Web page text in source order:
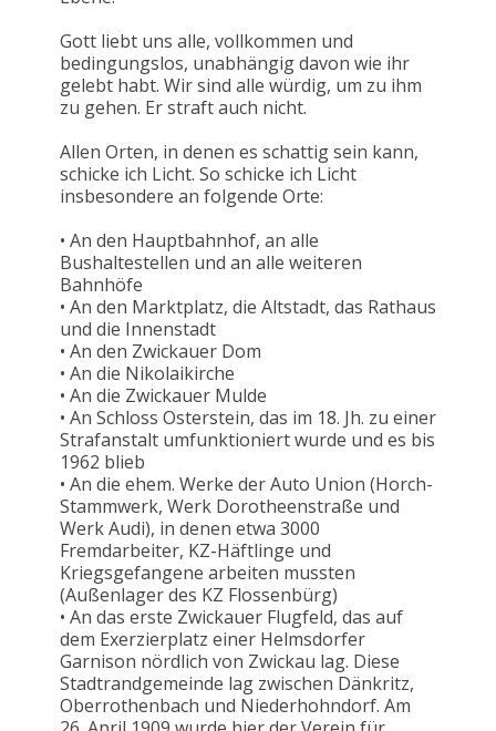
Gott liebt uns alle, vollkommen und
bedingungslos, unabhängig davon wie ihr
gelebt habt. Wir sind alle würdig, um zu ihm
zu gehen. Er straft auch nicht.
Allen Orten, in denen es schattig sein kann,
schicke ich Licht. So schicke ich Licht
insbesondere an folgende Orte:
• An den Hauptbahnhof, an alle
Bushaltestellen und an alle weiteren
Bahnhöfe
• An den Marktplatz, die Altstadt, das Rathaus
und die Innenstadt
• An den Zwickauer Dom
• An die Nikolaikirche
• An die Zwickauer Mulde
• An Schloss Osterstein, das im 18. Jh. zu einer
Strafanstalt umfunktioniert wurde und es bis
1962 blieb
• An die ehem. Werke der Auto Union (Horch-
Stammwerk, Werk Dorotheenstraße und
Werk Audi), in denen etwa 3000
Fremdarbeiter, KZ-Häftlinge und
Kriegsgefangene arbeiten mussten
(Außenlager des KZ Flossenbürg)
• An das erste Zwickauer Flugfeld, das auf
dem Exerzierplatz einer Helmsdorfer
Garnison nördlich von Zwickau lag. Diese
Stadtrandgemeinde lag zwischen Dänkritz,
Oberrothenbach und Niederhohndorf. Am